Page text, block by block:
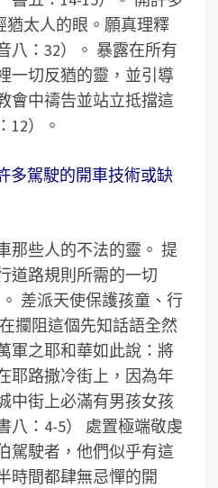
猶太人的眼。願真理釋
八：32）。 暴露在所有
一切反猶的靈，並引導
會中禱告並站立抵擋這
12）。
多駕駛的開車技術或缺
那些人的不法的靈。 提
道路規則所需的一切
。 差派天使保護孩童、行
攔阻這個先知話語全然
軍之耶和華如此說：將
耶路撒冷街上，因為年
中街上必滿有男孩女孩
八：4-5） 處置極端敬虔
駕駛者，他們似乎有這
時間都肆無忌憚的開